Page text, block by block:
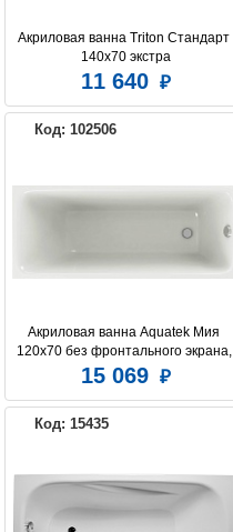
Акриловая ванна Triton Стандарт
140x70 экстра
11 640
Код: 102506
Акриловая ванна Aquatek Мия
120х70 без фронтального экрана,
без гидромассажа, без
15 069
Код: 15435